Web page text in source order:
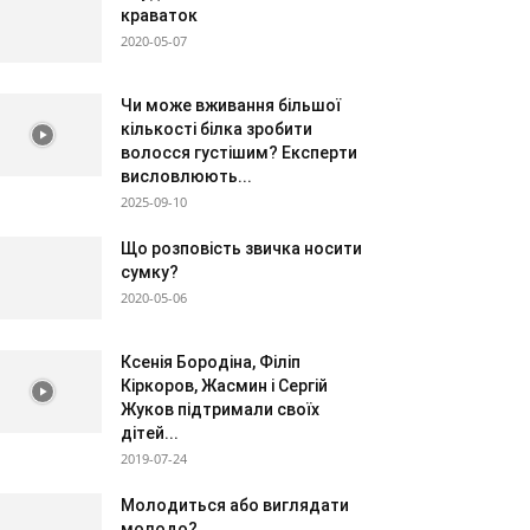
краваток
2020-05-07
Чи може вживання більшої
кількості білка зробити
волосся густішим? Експерти
висловлюють...
2025-09-10
Що розповість звичка носити
сумку?
2020-05-06
Ксенія Бородіна, Філіп
Кіркоров, Жасмин і Сергій
Жуков підтримали своїх
дітей...
2019-07-24
Молодиться або виглядати